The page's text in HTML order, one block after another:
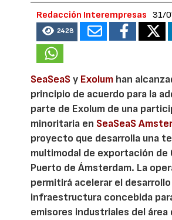
Redacción Interempresas 31/
2428
SeaSeaSy Exolum han
principio de acuerdo para la
parte de Exolum de una
minoritaria en SeaSeaS
proyecto que desarrolla una
multimodal de exportación de
Puerto de Ámsterdam. La
permitirá acelerar el
infraestructura concebida
emisores industriales del área